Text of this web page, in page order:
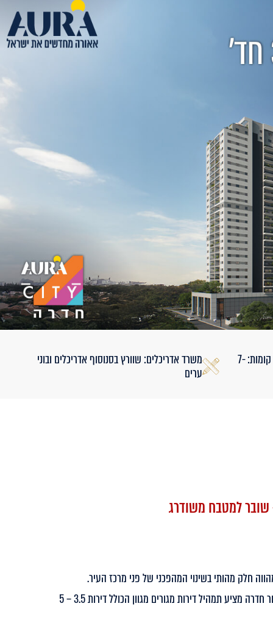
מספר קומות: 7-
משרד אדריכלים: שוורץ בסנוסוף אדריכלים ובוני
ערים
חלק מהותי בשינוי המהפכני של פני מרכז העיר.
הפרויקט האהוב ביותר על משפרי דיור ומשקיעים באזור חדרה מציע תמהיל דירות מגורים מגוון הכולל דירות 3.5 – 5